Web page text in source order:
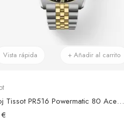
Vista rápida + Añadir al carrito
Reloj Tissot PR516 Powermatic 80 Acero Bicolor
€